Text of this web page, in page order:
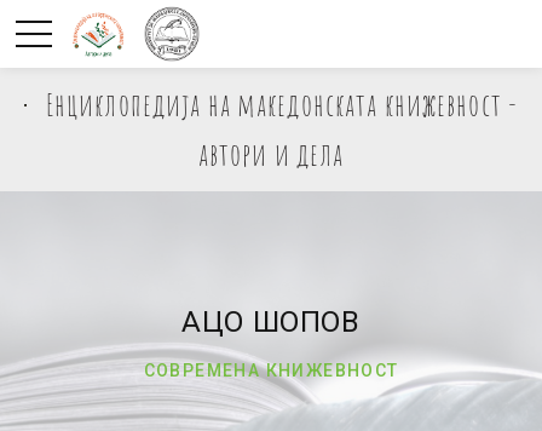
Енциклопедија на македонската книжевност -
автори и дела
АЦО ШОПОВ
СОВРЕМЕНА КНИЖЕВНОСТ